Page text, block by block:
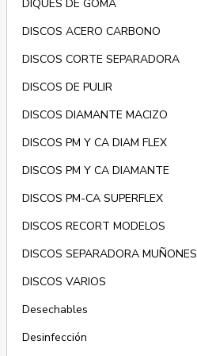
DIQUES DE GOMA
DISCOS ACERO CARBONO
DISCOS CORTE SEPARADORA
DISCOS DE PULIR
DISCOS DIAMANTE MACIZO
DISCOS PM Y CA DIAM FLEX
DISCOS PM Y CA DIAMANTE
DISCOS PM-CA SUPERFLEX
DISCOS RECORT MODELOS
DISCOS SEPARADORA MUÑONES
DISCOS VARIOS
Desechables
Desinfección